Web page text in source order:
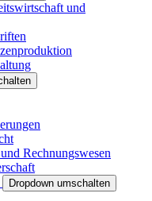
und
Rechnungswesen
Dropdown umschalten